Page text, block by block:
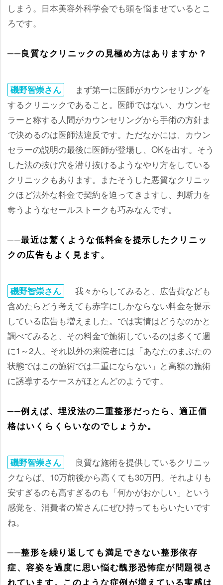
しまう。日本美容外科学会でも頭を悩ませているとこ
ろです。
──良質なクリニックの見極め方はありますか？
磯野智崇さん
まず第一に医師がカウンセリングを
するクリニックであること。医師ではない、カウンセ
ラーと称する人間がカウンセリングから手術の方針ま
で決めるのは医師法違反です。ただなかには、カウン
セラーの説明の最後に医師が登場し、OKを出す。そう
した法の抜け穴を潜り抜けるようなやり方をしている
クリニックもあります。またそうした悪質なクリニッ
クほど法外な料金で契約を迫ってきますし、判断力を
奪うようなセールストークも巧みなんです。
──最近は驚くような低料金を提示したクリニッ
クの広告もよく見ます。
磯野智崇さん
我々からしてみると、広告費なども
含めたらどう考えても赤字にしかならない料金を提示
している広告も増えました。では実情はどうなのかと
調べてみると、その料金で施術しているのは多くて週
に1～2人。それ以外の来院者には「あなたのまぶたの
状態ではこの施術では二重にならない」と高額の施術
に誘導するケースがほとんどのようです。
──例えば、埋没法の二重整形だったら、適正価
格はいくらくらいなのでしょうか。
磯野智崇さん
良質な施術を提供しているクリニッ
クならば、10万前後から高くても30万円。それよりも
安すぎるのも高すぎるのも「何かがおかしい」という
感覚を、消費者の皆さんにぜひ持ってもらいたいです
ね。
──整形を繰り返しても満足できない整形依存
症、容姿を過度に思い悩む醜形恐怖症が問題視さ
れています。このような症例が増えている実感は